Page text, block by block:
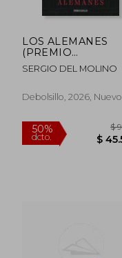
dcto.
LOS ALEMANES
(PREMIO
ALFAGUARA DE
NOVELA 2024)
SERGIO DEL MOLINO
Debolsillo, 2026, Nuevo